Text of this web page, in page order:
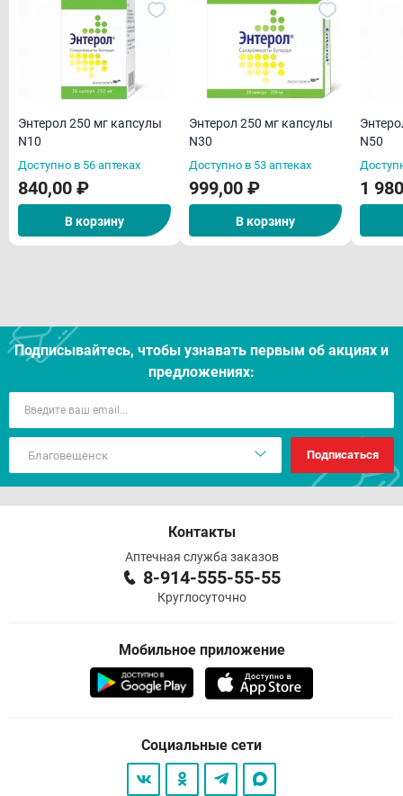
Энтерол 250 мг капсулы
N10
Доступно в 56 аптеках
840,00 ₽
В корзину
Энтерол 250 мг капсулы
N30
Доступно в 53 аптеках
999,00 ₽
В корзину
N50
1
Подписывайтесь, чтобы узнавать первым об акцияx и
предложениях:
Подписаться
Контакты
Аптечная служба заказов
8-914-555-55-55
Круглосуточно
Мобильное приложение
Социальные сети